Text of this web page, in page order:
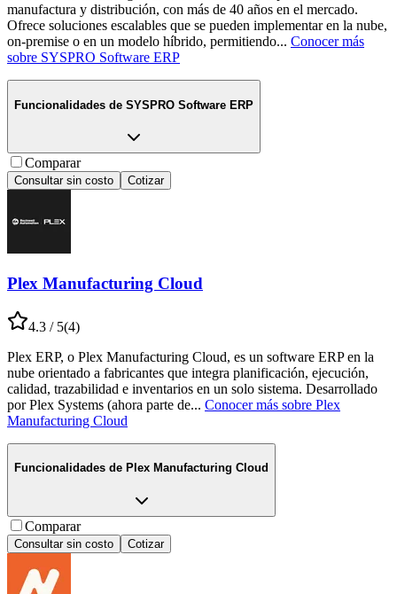
manufactura y distribución, con más de 40 años en el mercado.
Ofrece soluciones escalables que se pueden implementar en la nube,
on-premise o en un modelo híbrido, permitiendo... Conocer más
sobre SYSPRO Software ERP
Funcionalidades de SYSPRO Software ERP
Comparar
Consultar sin costo Cotizar
Plex Manufacturing Cloud
4.3 / 5(4)
Plex ERP, o Plex Manufacturing Cloud, es un software ERP en la
nube orientado a fabricantes que integra planificación, ejecución,
calidad, trazabilidad e inventarios en un solo sistema. Desarrollado
por Plex Systems (ahora parte de... Conocer más sobre Plex
Manufacturing Cloud
Funcionalidades de Plex Manufacturing Cloud
Comparar
Consultar sin costo Cotizar